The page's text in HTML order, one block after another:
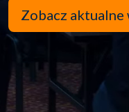
Zobacz aktualne